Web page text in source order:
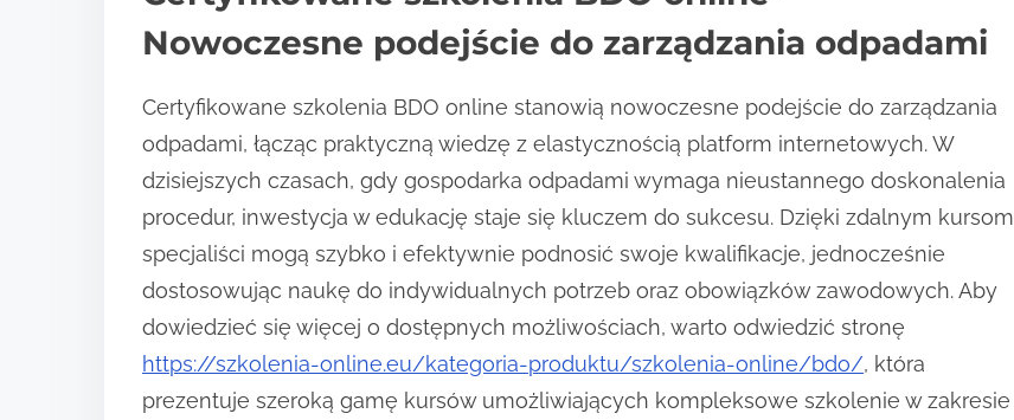
Nowoczesne podejście do zarządzania odpadami
Certyfikowane szkolenia BDO online stanowią nowoczesne podejście do zarządzania
odpadami, łącząc praktyczną wiedzę z elastycznością platform internetowych. W
dzisiejszych czasach, gdy gospodarka odpadami wymaga nieustannego doskonalenia
procedur, inwestycja w edukację staje się kluczem do sukcesu. Dzięki zdalnym kursom
specjaliści mogą szybko i efektywnie podnosić swoje kwalifikacje, jednocześnie
dostosowując naukę do indywidualnych potrzeb oraz obowiązków zawodowych. Aby
dowiedzieć się więcej o dostępnych możliwościach, warto odwiedzić stronę
https://szkolenia-online.eu/kategoria-produktu/szkolenia-online/bdo/, która
prezentuje szeroką gamę kursów umożliwiających kompleksowe szkolenie w zakresie